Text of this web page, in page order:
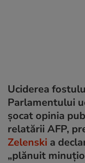
Uciderea
Parlamentului
șocat opinia
relatării AFP,
Zelenski a
„plănuit